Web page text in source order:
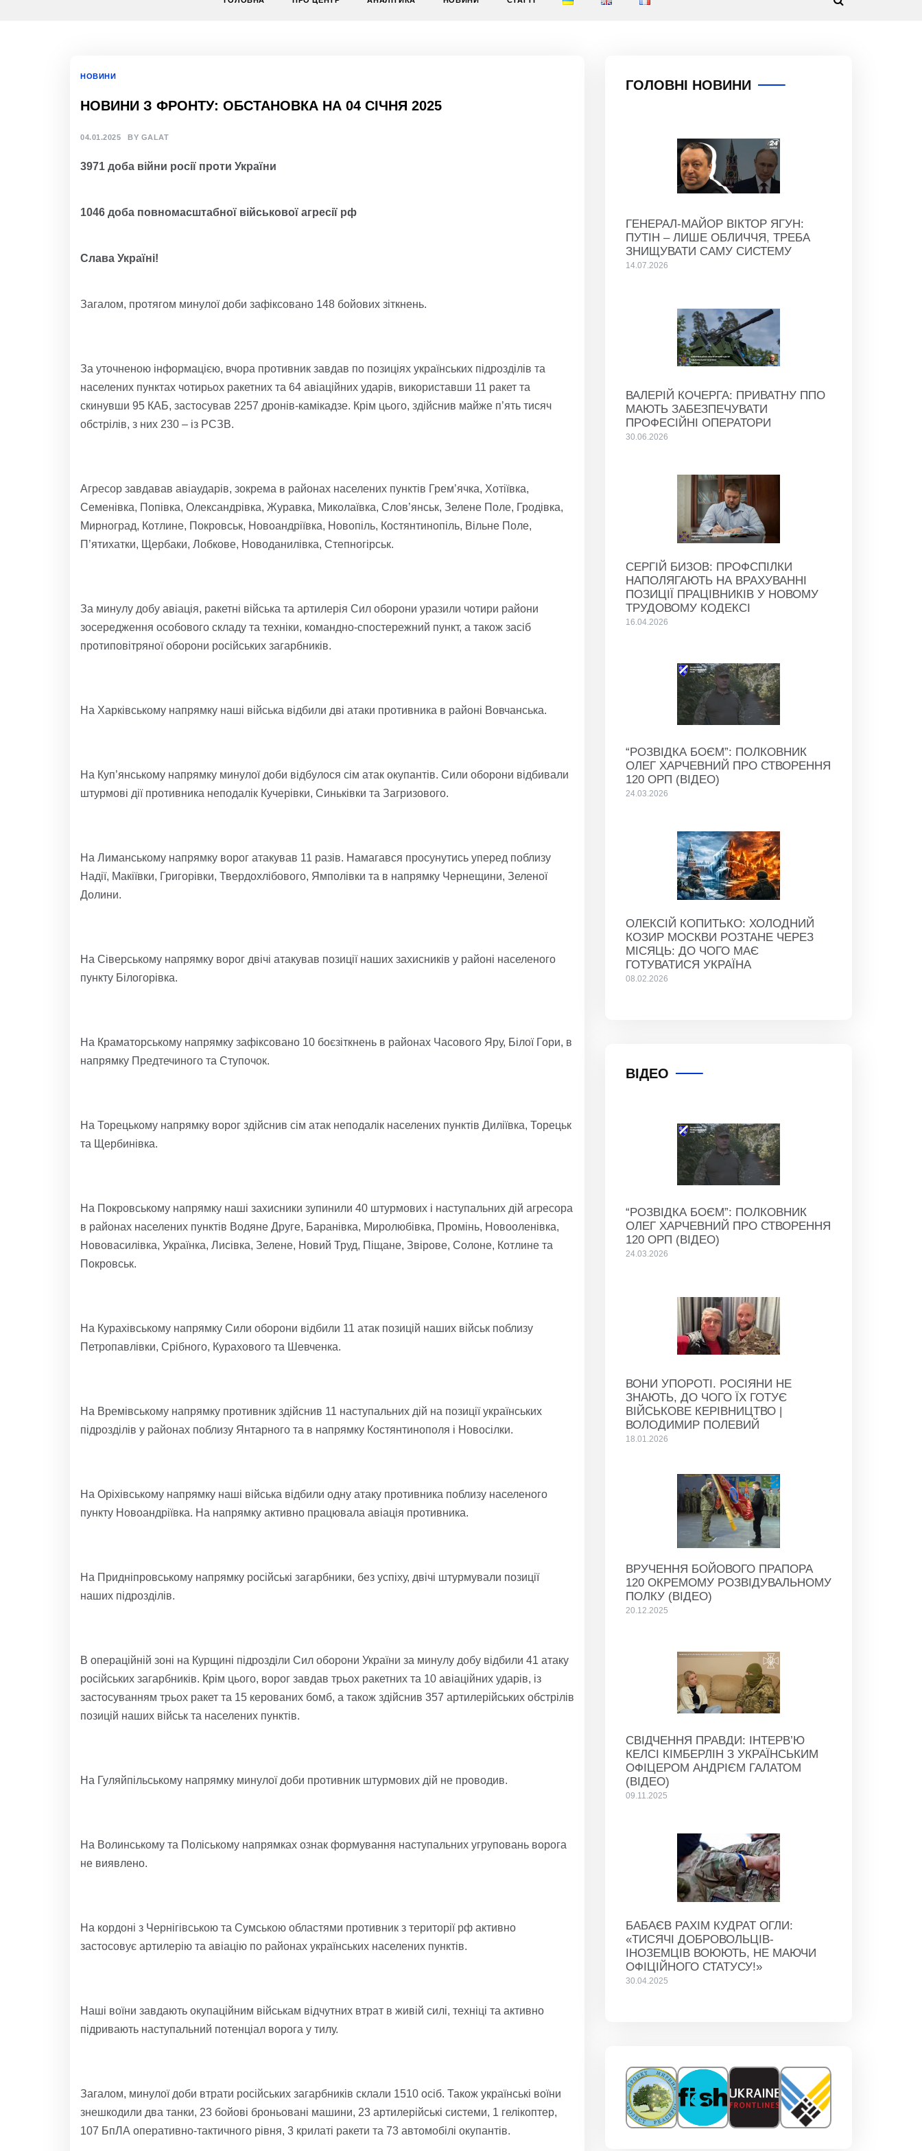
НОВИНИ
НОВИНИ З ФРОНТУ: ОБСТАНОВКА НА 04 СІЧНЯ 2025
04.01.2025 BY GALAT
3971 доба війни росії проти України
1046 доба повномасштабної військової агресії рф
Слава Україні!
Загалом, протягом минулої доби зафіксовано 148 бойових зіткнень.
За уточненою інформацією, вчора противник завдав по позиціях українських підрозділів та
населених пунктах чотирьох ракетних та 64 авіаційних ударів, використавши 11 ракет та
скинувши 95 КАБ, застосував 2257 дронів-камікадзе. Крім цього, здійснив майже п’ять тисяч
обстрілів, з них 230 – із РСЗВ.
Агресор завдавав авіаударів, зокрема в районах населених пунктів Грем’ячка, Хотіївка,
Семенівка, Попівка, Олександрівка, Журавка, Миколаївка, Слов’янськ, Зелене Поле, Гродівка,
Мирноград, Котлине, Покровськ, Новоандріївка, Новопіль, Костянтинопіль, Вільне Поле,
П’ятихатки, Щербаки, Лобкове, Новоданилівка, Степногірськ.
За минулу добу авіація, ракетні війська та артилерія Сил оборони уразили чотири райони
зосередження особового складу та техніки, командно-спостережний пункт, а також засіб
протиповітряної оборони російських загарбників.
На Харківському напрямку наші війська відбили дві атаки противника в районі Вовчанська.
На Куп’янському напрямку минулої доби відбулося сім атак окупантів. Сили оборони відбивали
штурмові дії противника неподалік Кучерівки, Синьківки та Загризового.
На Лиманському напрямку ворог атакував 11 разів. Намагався просунутись уперед поблизу
Надії, Макіївки, Григорівки, Твердохлібового, Ямполівки та в напрямку Чернещини, Зеленої
Долини.
На Сіверському напрямку ворог двічі атакував позиції наших захисників у районі населеного
пункту Білогорівка.
На Краматорському напрямку зафіксовано 10 боєзіткнень в районах Часового Яру, Білої Гори, в
напрямку Предтечиного та Ступочок.
На Торецькому напрямку ворог здійснив сім атак неподалік населених пунктів Диліївка, Торецьк
та Щербинівка.
На Покровському напрямку наші захисники зупинили 40 штурмових і наступальних дій агресора
в районах населених пунктів Водяне Друге, Баранівка, Миролюбівка, Промінь, Новооленівка,
Нововасилівка, Українка, Лисівка, Зелене, Новий Труд, Піщане, Звірове, Солоне, Котлине та
Покровськ.
На Курахівському напрямку Сили оборони відбили 11 атак позицій наших військ поблизу
Петропавлівки, Срібного, Курахового та Шевченка.
На Времівському напрямку противник здійснив 11 наступальних дій на позиції українських
підрозділів у районах поблизу Янтарного та в напрямку Костянтинополя і Новосілки.
На Оріхівському напрямку наші війська відбили одну атаку противника поблизу населеного
пункту Новоандріївка. На напрямку активно працювала авіація противника.
На Придніпровському напрямку російські загарбники, без успіху, двічі штурмували позиції
наших підрозділів.
В операційній зоні на Курщині підрозділи Сил оборони України за минулу добу відбили 41 атаку
російських загарбників. Крім цього, ворог завдав трьох ракетних та 10 авіаційних ударів, із
застосуванням трьох ракет та 15 керованих бомб, а також здійснив 357 артилерійських обстрілів
позицій наших військ та населених пунктів.
На Гуляйпільському напрямку минулої доби противник штурмових дій не проводив.
На Волинському та Поліському напрямках ознак формування наступальних угруповань ворога
не виявлено.
На кордоні з Чернігівською та Сумською областями противник з території рф активно
застосовує артилерію та авіацію по районах українських населених пунктів.
Наші воїни завдають окупаційним військам відчутних втрат в живій силі, техніці та активно
підривають наступальний потенціал ворога у тилу.
Загалом, минулої доби втрати російських загарбників склали 1510 осіб. Також українські воїни
знешкодили два танки, 23 бойові броньовані машини, 23 артилерійські системи, 1 гелікоптер,
107 БпЛА оперативно-тактичного рівня, 3 крилаті ракети та 73 автомобілі окупантів.
ГОЛОВНІ НОВИНИ
ГЕНЕРАЛ-МАЙОР ВІКТОР ЯГУН:
ПУТІН – ЛИШЕ ОБЛИЧЧЯ, ТРЕБА
ЗНИЩУВАТИ САМУ СИСТЕМУ
14.07.2026
ВАЛЕРІЙ КОЧЕРГА: ПРИВАТНУ ППО
МАЮТЬ ЗАБЕЗПЕЧУВАТИ
ПРОФЕСІЙНІ ОПЕРАТОРИ
30.06.2026
СЕРГІЙ БИЗОВ: ПРОФСПІЛКИ
НАПОЛЯГАЮТЬ НА ВРАХУВАННІ
ПОЗИЦІЇ ПРАЦІВНИКІВ У НОВОМУ
ТРУДОВОМУ КОДЕКСІ
16.04.2026
“РОЗВІДКА БОЄМ”: ПОЛКОВНИК
ОЛЕГ ХАРЧЕВНИЙ ПРО СТВОРЕННЯ
120 ОРП (ВІДЕО)
24.03.2026
ОЛЕКСІЙ КОПИТЬКО: ХОЛОДНИЙ
КОЗИР МОСКВИ РОЗТАНЕ ЧЕРЕЗ
МІСЯЦЬ: ДО ЧОГО МАЄ
ГОТУВАТИСЯ УКРАЇНА
08.02.2026
ВІДЕО
“РОЗВІДКА БОЄМ”: ПОЛКОВНИК
ОЛЕГ ХАРЧЕВНИЙ ПРО СТВОРЕННЯ
120 ОРП (ВІДЕО)
24.03.2026
ВОНИ УПОРОТІ. РОСІЯНИ НЕ
ЗНАЮТЬ, ДО ЧОГО ЇХ ГОТУЄ
ВІЙСЬКОВЕ КЕРІВНИЦТВО |
ВОЛОДИМИР ПОЛЕВИЙ
18.01.2026
ВРУЧЕННЯ БОЙОВОГО ПРАПОРА
120 ОКРЕМОМУ РОЗВІДУВАЛЬНОМУ
ПОЛКУ (ВІДЕО)
20.12.2025
СВІДЧЕННЯ ПРАВДИ: ІНТЕРВ’Ю
КЕЛСІ КІМБЕРЛІН З УКРАЇНСЬКИМ
ОФІЦЕРОМ АНДРІЄМ ГАЛАТОМ
(ВІДЕО)
09.11.2025
БАБАЄВ РАХІМ КУДРАТ ОГЛИ:
«ТИСЯЧІ ДОБРОВОЛЬЦІВ-
ІНОЗЕМЦІВ ВОЮЮТЬ, НЕ МАЮЧИ
ОФІЦІЙНОГО СТАТУСУ!»
30.04.2025